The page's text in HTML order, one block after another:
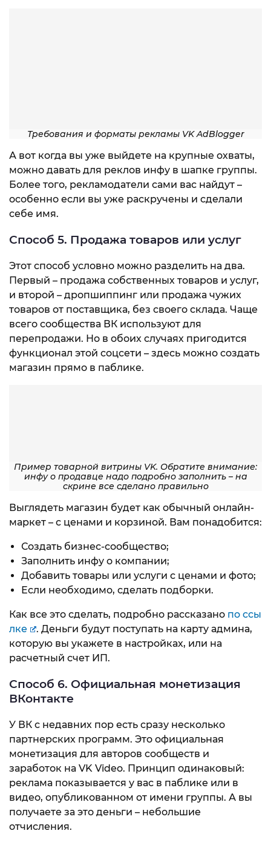
Требования и форматы рекламы VK AdBlogger
А вот когда вы уже выйдете на крупные охваты,
можно давать для реклов инфу в шапке группы.
Более того, рекламодатели сами вас найдут –
особенно если вы уже раскручены и сделали
себе имя.
Способ 5. Продажа товаров или услуг
Этот способ условно можно разделить на два.
Первый – продажа собственных товаров и услуг,
и второй – дропшиппинг или продажа чужих
товаров от поставщика, без своего склада. Чаще
всего сообщества ВК используют для
перепродажи. Но в обоих случаях пригодится
функционал этой соцсети – здесь можно создать
магазин прямо в паблике.
Пример товарной витрины VK. Обратите внимание:
инфу о продавце надо подробно заполнить – на
скрине все сделано правильно
Выглядеть магазин будет как обычный онлайн-
маркет – с ценами и корзиной. Вам понадобится:
Создать бизнес-сообщество;
Заполнить инфу о компании;
Добавить товары или услуги с ценами и фото;
Если необходимо, сделать подборки.
Как все это сделать, подробно рассказано по ссы
лке
. Деньги будут поступать на карту админа,
которую вы укажете в настройках, или на
расчетный счет ИП.
Способ 6. Официальная монетизация
ВКонтакте
У ВК с недавних пор есть сразу несколько
партнерских программ. Это официальная
монетизация для авторов сообществ и
заработок на VK Video. Принцип одинаковый:
реклама показывается у вас в паблике или в
видео, опубликованном от имени группы. А вы
получаете за это деньги – небольшие
отчисления.